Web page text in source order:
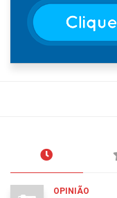
OPINIÃO